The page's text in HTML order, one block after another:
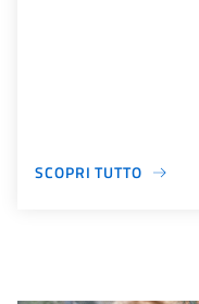
SCOPRI TUTTO